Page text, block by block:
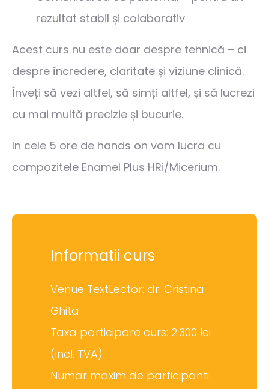
rezultat stabil și colaborativ
Acest curs nu este doar despre tehnică – ci
despre încredere, claritate și viziune clinică.
Înveți să vezi altfel, să simți altfel, și să lucrezi
cu mai multă precizie și bucurie.
In cele 5 ore de hands on vom lucra cu
compozitele Enamel Plus HRi/Micerium.
Informatii curs
Venue TextLector: dr. Cristina
Ghita
Taxa participare curs: 2.300 lei
(incl. TVA)
Numar maxim de participanti: